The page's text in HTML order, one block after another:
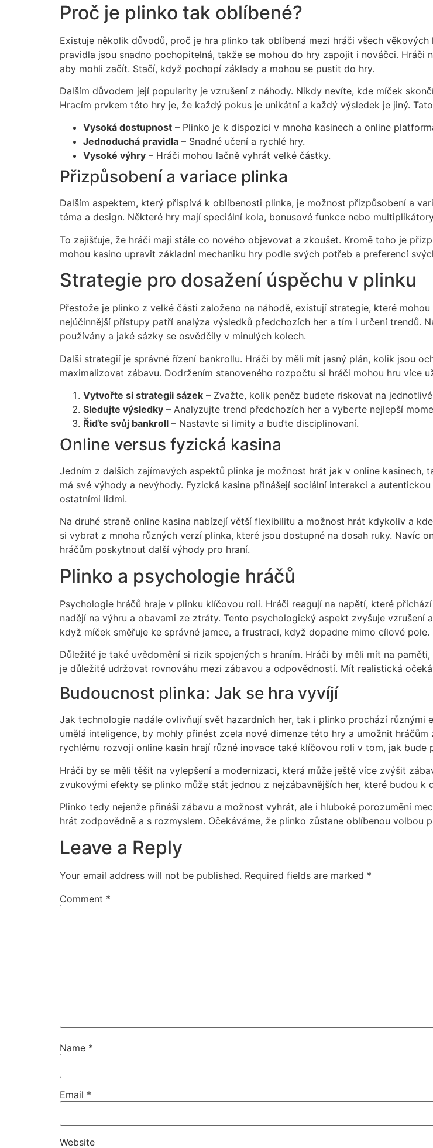
Proč je plinko tak oblíbené?
Existuje několik důvodů, proč je hra plinko tak oblíbená mezi hráči všech
pravidla jsou snadno pochopitelná, takže se mohou do hry zapojit i nováčci.
aby mohli začít. Stačí, když pochopí základy a mohou se pustit do hry.
Dalším důvodem její popularity je vzrušení z náhody. Nikdy nevíte, kde míček
Hracím prvkem této hry je, že každý pokus je unikátní a každý výsledek je jiný.
Vysoká dostupnost – Plinko je k dispozici v mnoha kasinech a online
Jednoduchá pravidla – Snadné učení a rychlé hry.
Vysoké výhry – Hráči mohou lačně vyhrát velké částky.
Přizpůsobení a variace plinka
Dalším aspektem, který přispívá k oblíbenosti plinka, je možnost přizpůsobení a
téma a design. Některé hry mají speciální kola, bonusové funkce nebo
To zajišťuje, že hráči mají stále co nového objevovat a zkoušet. Kromě toho je
mohou kasino upravit základní mechaniku hry podle svých potřeb a preferencí
Strategie pro dosažení úspěchu v plinku
Přestože je plinko z velké části založeno na náhodě, existují strategie, které
nejúčinnější přístupy patří analýza výsledků předchozích her a tím i určení trendů.
používány a jaké sázky se osvědčily v minulých kolech.
Další strategií je správné řízení bankrollu. Hráči by měli mít jasný plán, kolik jsou
maximalizovat zábavu. Dodržením stanoveného rozpočtu si hráči mohou hru více
Vytvořte si strategii sázek – Zvažte, kolik peněz budete riskovat na
Sledujte výsledky – Analyzujte trend předchozích her a vyberte nejlepší
Řiďte svůj bankroll – Nastavte si limity a buďte disciplinovaní.
Online versus fyzická kasina
Jedním z dalších zajímavých aspektů plinka je možnost hrát jak v online
má své výhody a nevýhody. Fyzická kasina přinášejí sociální interakci a
ostatními lidmi.
Na druhé straně online kasina nabízejí větší flexibilitu a možnost hrát kdykoliv a
si vybrat z mnoha různých verzí plinka, které jsou dostupné na dosah ruky. Navíc
hráčům poskytnout další výhody pro hraní.
Plinko a psychologie hráčů
Psychologie hráčů hraje v plinku klíčovou roli. Hráči reagují na napětí, které
nadějí na výhru a obavami ze ztráty. Tento psychologický aspekt zvyšuje
když míček směřuje ke správné jamce, a frustraci, když dopadne mimo cílové pole.
Důležité je také uvědomění si rizik spojených s hraním. Hráči by měli mít na
je důležité udržovat rovnováhu mezi zábavou a odpovědností. Mít realistická
Budoucnost plinka: Jak se hra vyvíjí
Jak technologie nadále ovlivňují svět hazardních her, tak i plinko prochází
umělá inteligence, by mohly přinést zcela nové dimenze této hry a umožnit
rychlému rozvoji online kasin hrají různé inovace také klíčovou roli v tom, jak bude
Hráči by se měli těšit na vylepšení a modernizaci, která může ještě více zvýšit
zvukovými efekty se plinko může stát jednou z nejzábavnějších her, které budou
Plinko tedy nejenže přináší zábavu a možnost vyhrát, ale i hluboké porozumění
hrát zodpovědně a s rozmyslem. Očekáváme, že plinko zůstane oblíbenou volbou
Leave a Reply
Your email address will not be published. Required fields are marked *
Comment *
Name *
Email *
Website